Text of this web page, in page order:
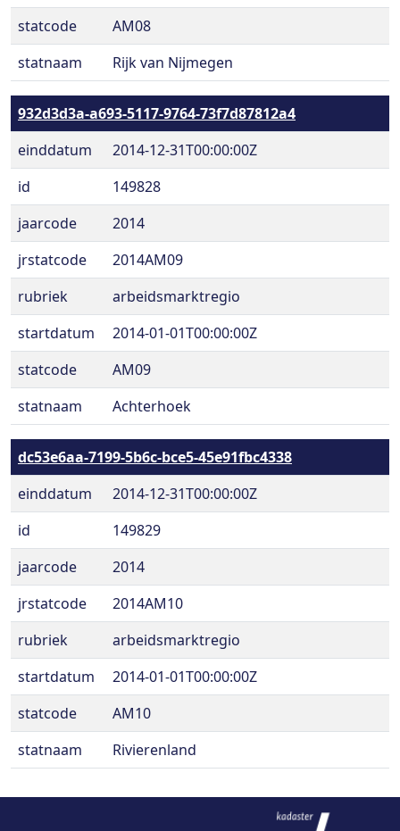
statcode
AM08
statnaam
Rijk van Nijmegen
932d3d3a-a693-5117-9764-73f7d87812a4
einddatum
2014-12-31T00:00:00Z
id
149828
jaarcode
2014
jrstatcode
2014AM09
rubriek
arbeidsmarktregio
startdatum
2014-01-01T00:00:00Z
statcode
AM09
statnaam
Achterhoek
dc53e6aa-7199-5b6c-bce5-45e91fbc4338
einddatum
2014-12-31T00:00:00Z
id
149829
jaarcode
2014
jrstatcode
2014AM10
rubriek
arbeidsmarktregio
startdatum
2014-01-01T00:00:00Z
statcode
AM10
statnaam
Rivierenland